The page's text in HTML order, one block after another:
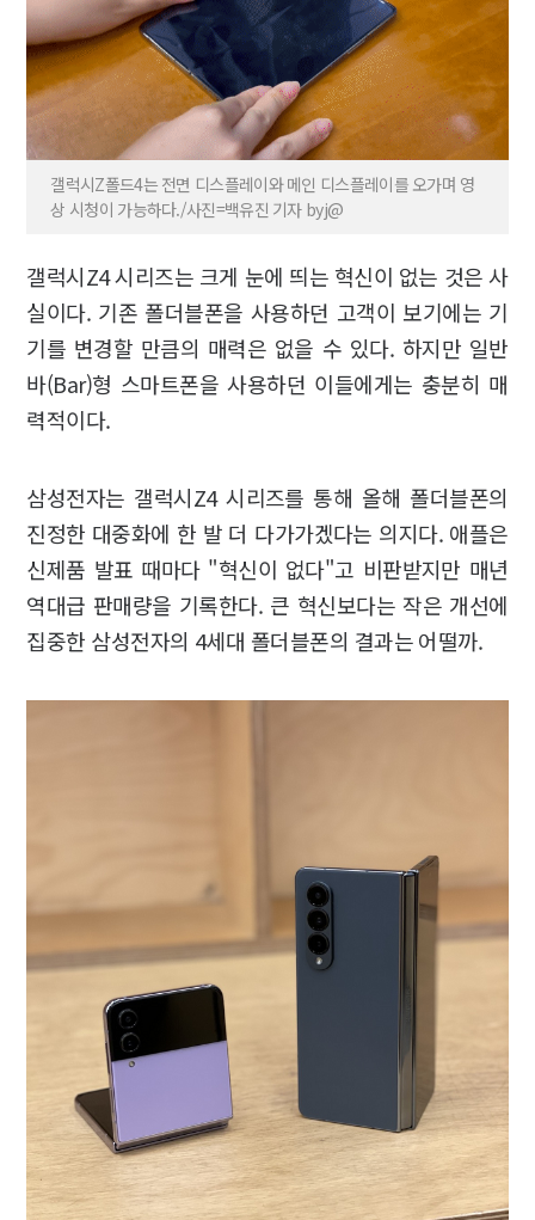
갤럭시Z폴드4는 전면 디스플레이와 메인 디스플레이를 오가며 영
상 시청이 가능하다./사진=백유진 기자 byj@
갤럭시Z4 시리즈는 크게 눈에 띄는 혁신이 없는 것은 사
실이다. 기존 폴더블폰을 사용하던 고객이 보기에는 기
기를 변경할 만큼의 매력은 없을 수 있다. 하지만 일반
바(Bar)형 스마트폰을 사용하던 이들에게는 충분히 매
력적이다.
삼성전자는 갤럭시Z4 시리즈를 통해 올해 폴더블폰의
진정한 대중화에 한 발 더 다가가겠다는 의지다. 애플은
신제품 발표 때마다 "혁신이 없다"고 비판받지만 매년
역대급 판매량을 기록한다. 큰 혁신보다는 작은 개선에
집중한 삼성전자의 4세대 폴더블폰의 결과는 어떨까.